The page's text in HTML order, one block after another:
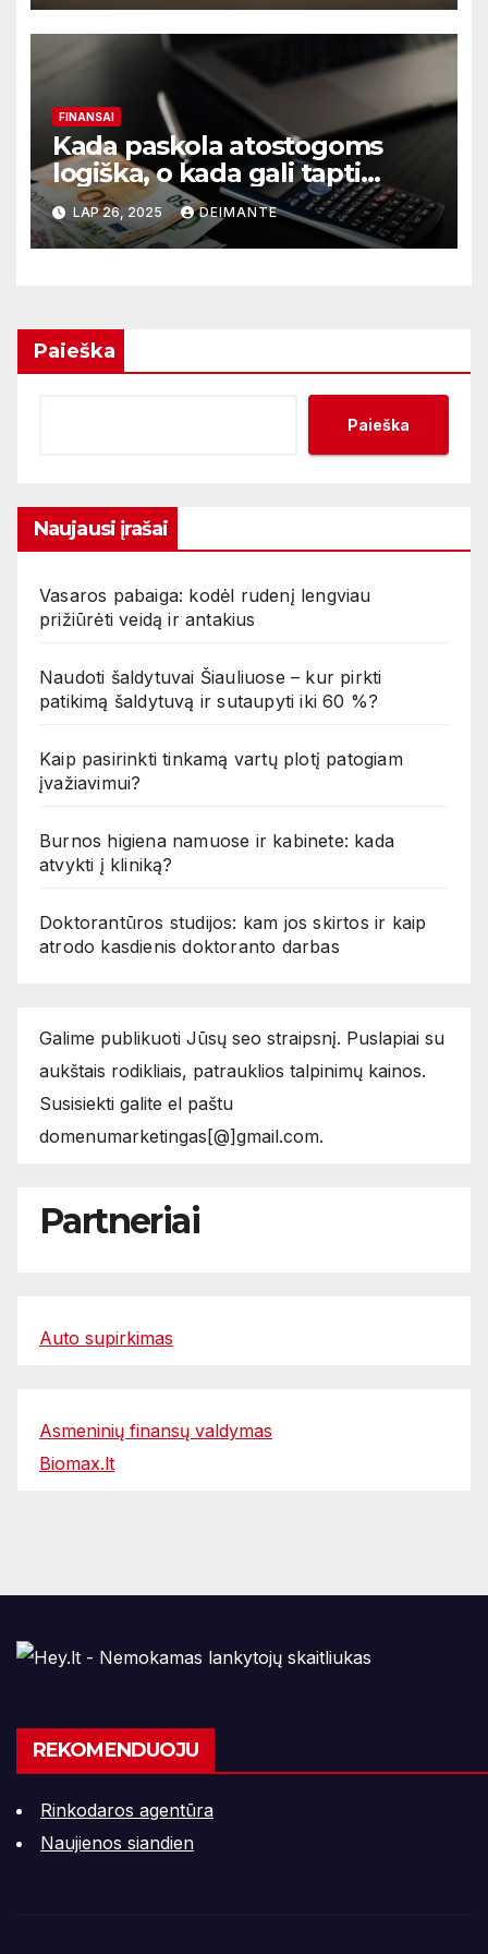
FINANSAI
Kada paskola atostogoms
logiška, o kada gali tapti
finansine našta?
LAP 26, 2025 DEIMANTE
Paieška
Paieška
Naujausi įrašai
Vasaros pabaiga: kodėl rudenį lengviau
prižiūrėti veidą ir antakius
Naudoti šaldytuvai Šiauliuose – kur pirkti
patikimą šaldytuvą ir sutaupyti iki 60 %?
Kaip pasirinkti tinkamą vartų plotį patogiam
įvažiavimui?
Burnos higiena namuose ir kabinete: kada
atvykti į kliniką?
Doktorantūros studijos: kam jos skirtos ir kaip
atrodo kasdienis doktoranto darbas
Galime publikuoti Jūsų seo straipsnį. Puslapiai su
aukštais rodikliais, patrauklios talpinimų kainos.
Susisiekti galite el paštu
domenumarketingas[@]gmail.com.
Partneriai
Auto supirkimas
Asmeninių finansų valdymas
Biomax.lt
REKOMENDUOJU
Rinkodaros agentūra
Naujienos siandien